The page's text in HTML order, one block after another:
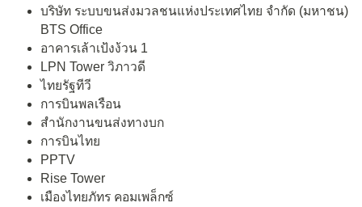
บริษัท ระบบขนส่งมวลชนแห่งประเทศไทย จำกัด (มหาชน)
BTS Office
อาคารเล้าเป้งง้วน 1
LPN Tower วิภาวดี
ไทยรัฐทีวี
การบินพลเรือน
สำนักงานขนส่งทางบก
การบินไทย
PPTV
Rise Tower
เมืองไทยภัทร คอมเพล็กซ์